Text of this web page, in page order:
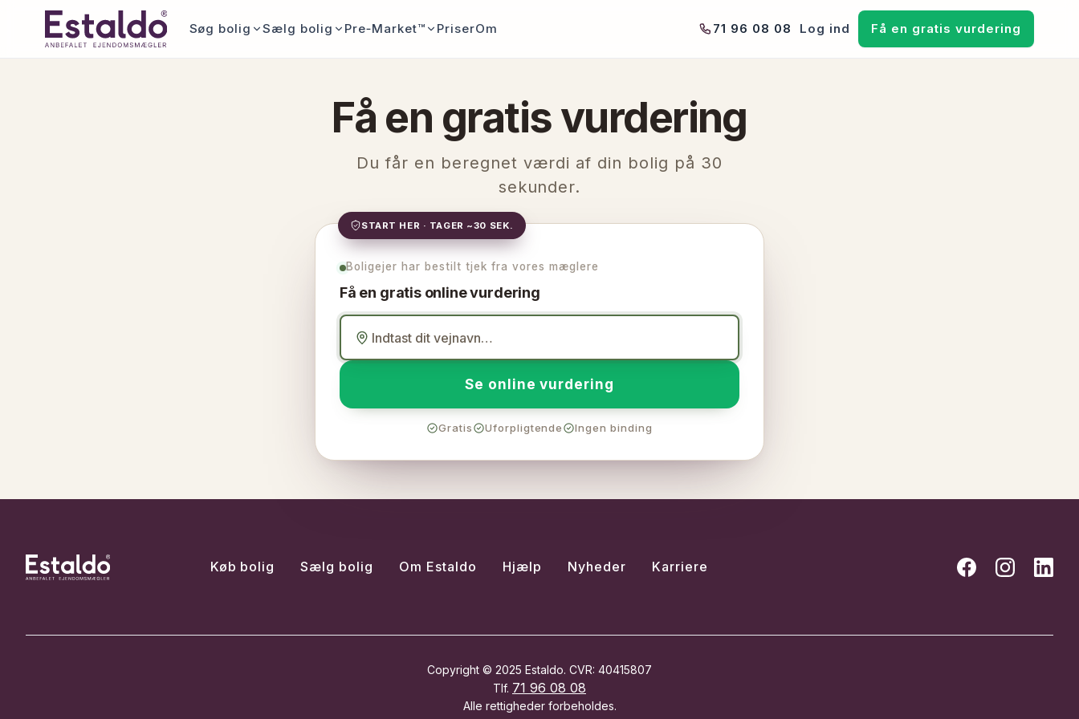
Søg bolig Sælg bolig Pre‑Market™ PriserOm 71 96 08 08 Log ind Få en gratis vurdering
Få en gratis vurdering
Du får en beregnet værdi af din bolig på 30
sekunder.
START HER · TAGER ~30 SEK.
Boligejer har bestilt tjek fra vores mæglere
Få en gratis online vurdering
Se online vurdering
Gratis Uforpligtende Ingen binding
Køb bolig Sælg bolig Om Estaldo Hjælp Nyheder Karriere
Copyright © 2025 Estaldo. CVR: 40415807
Tlf. 71 96 08 08
Alle rettigheder forbeholdes.